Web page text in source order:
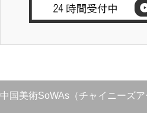
中国美術SoWAs（チャイニーズア